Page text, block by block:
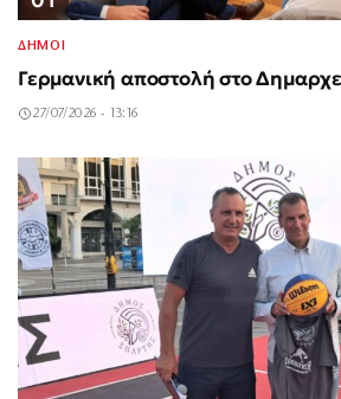
ΔΗΜΟΙ
Γερμανική αποστολή στο
27/07/2026 - 13:16